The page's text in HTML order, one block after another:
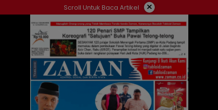
ke
Scroll Untuk Baca Artikel ×